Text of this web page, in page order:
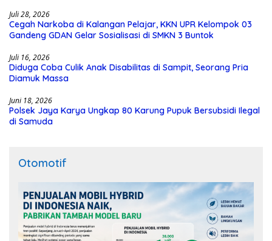
Juli 28, 2026
Cegah Narkoba di Kalangan Pelajar, KKN UPR Kelompok 03
Gandeng GDAN Gelar Sosialisasi di SMKN 3 Buntok
Juli 16, 2026
Diduga Coba Culik Anak Disabilitas di Sampit, Seorang Pria
Diamuk Massa
Juni 18, 2026
Polsek Jaya Karya Ungkap 80 Karung Pupuk Bersubsidi Ilegal
di Samuda
Otomotif